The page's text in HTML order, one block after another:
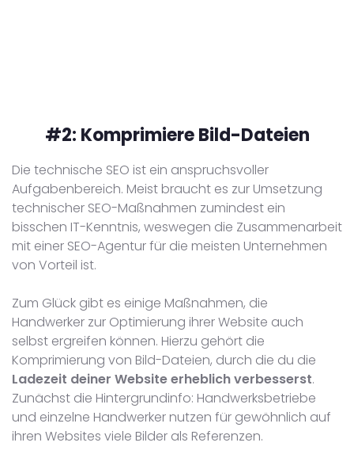
#2: Komprimiere Bild-Dateien
Die technische SEO ist ein anspruchsvoller
Aufgabenbereich. Meist braucht es zur Umsetzung
technischer SEO-Maßnahmen zumindest ein
bisschen IT-Kenntnis, weswegen die Zusammenarbeit
mit einer SEO-Agentur für die meisten Unternehmen
von Vorteil ist.
Zum Glück gibt es einige Maßnahmen, die
Handwerker zur Optimierung ihrer Website auch
selbst ergreifen können. Hierzu gehört die
Komprimierung von Bild-Dateien, durch die du die
Ladezeit deiner Website erheblich verbesserst.
Zunächst die Hintergrundinfo: Handwerksbetriebe
und einzelne Handwerker nutzen für gewöhnlich auf
ihren Websites viele Bilder als Referenzen.